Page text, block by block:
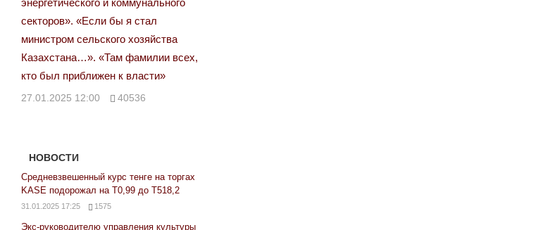
энергетического и коммунального
секторов». «Если бы я стал
министром сельского хозяйства
Казахстана…». «Там фамилии всех,
кто был приближен к власти»
27.01.2025 12:00 40536
НОВОСТИ
Средневзвешенный курс тенге на торгах
KASE подорожал на Т0,99 до Т518,2
31.01.2025 17:25 1575
Экс-руководителю управления культуры